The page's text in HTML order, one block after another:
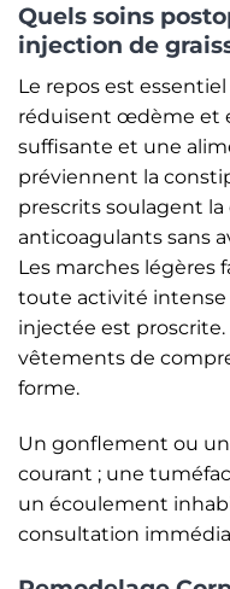
Quels soins
injection de
Le repos est
réduisent œdème et
suffisante et une
préviennent la
prescrits soulagent
anticoagulants sans
Les marches légères
toute activité intense
injectée est
vêtements de
forme.
Un gonflement ou
courant ; une
un écoulement
consultation